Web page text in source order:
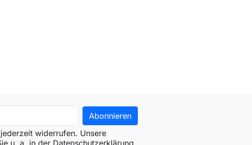
widerrufen. Unsere
u. a. in der Datenschutzerklärung.